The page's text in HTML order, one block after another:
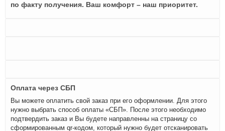
по факту получения. Ваш комфорт – наш приоритет.
Оплата через СБП
Вы можете оплатить свой заказ при его оформлении. Для этого
нужно выбрать способ оплаты «СБП». После этого необходимо
подтвердить заказ и Вы будете направленны на страницу со
сформированным qr-кодом, который нужно будет отсканировать